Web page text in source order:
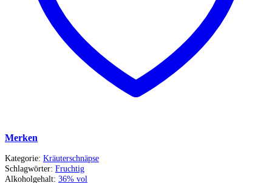
Merken
Kategorie: Kräuterschnäpse
Schlagwörter: Fruchtig
Alkoholgehalt: 36% vol